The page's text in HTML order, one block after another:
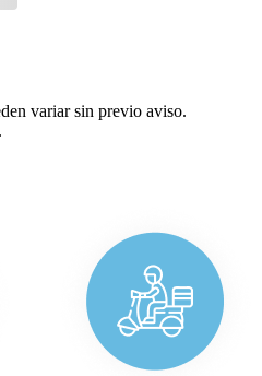
variar sin previo aviso.